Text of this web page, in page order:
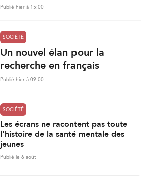
Publié hier à 15:00
SOCIÉTÉ
Un nouvel élan pour la
recherche en français
Publié hier à 09:00
SOCIÉTÉ
Les écrans ne racontent pas toute
l’histoire de la santé mentale des
jeunes
Publié le 6 août